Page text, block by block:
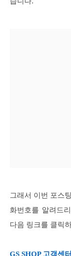
그래서 이번 포스
화번호를 알려드
다음 링크를 클릭
GS SHOP 고객센